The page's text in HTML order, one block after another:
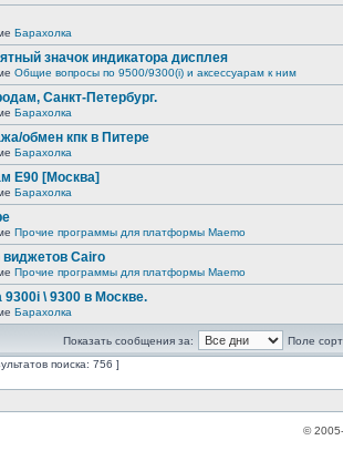
Барахолка
значок индикатора дисплея
Общие вопросы по 9500/9300(i) и аксессуарам к ним
Санкт-Петербург.
Барахолка
обмен кпк в Питере
Барахолка
E90 [Москва]
Барахолка
Прочие программы для платформы Maemo
виджетов Cairo
Прочие программы для платформы Maemo
9300i \ 9300 в Москве.
Барахолка
Показать сообщения за:
Поле
поиска: 756 ]
©